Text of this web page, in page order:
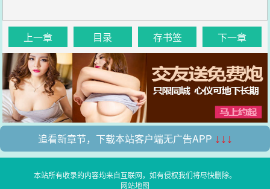
上一章 目录 存书签 下一章
追看新章节，下载本站客户端无广告APP ↓↓↓
本站所有收录的内容均来自互联网，如有侵权我们将尽快删除。
网站地图